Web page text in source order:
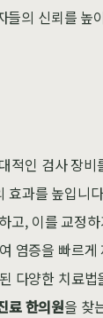
들의 신뢰를 높
적인 검사 장비
과를 높입니
고, 이를 교정
염증을 빠르게
다양한 치료
료 한의원을 찾